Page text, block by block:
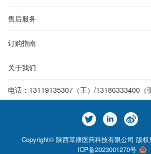
售后服务
订购指南
关于我们
电话： 13119135307（王）/13186333400（
Copyright© 陕西萃康医药科技有限公司 版权
ICP备2023001270号